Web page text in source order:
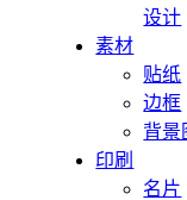
设计
素材
贴纸
边框
背景
印刷
名片